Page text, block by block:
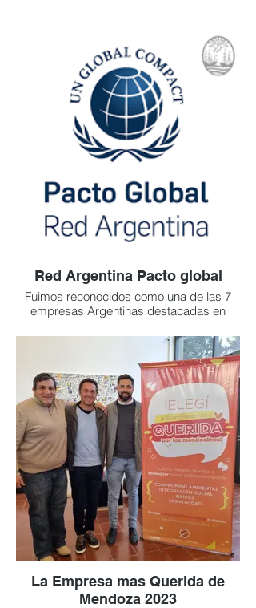
Red Argentina Pacto global
Fuimos reconocidos como una de las 7
empresas Argentinas destacadas en
La Empresa mas Querida de
Mendoza 2023